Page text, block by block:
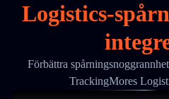
Logistics-
Förbättra
TrackingMores